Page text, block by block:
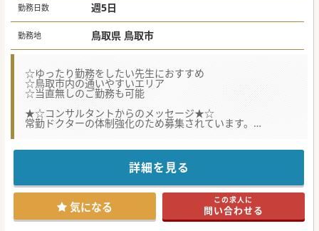
勤務日数 週5日
勤務地 鳥取県 鳥取市
☆ゆったり勤務をしたい先生におすすめ
☆鳥取市内の通いやすいエリア
☆当直無しのご勤務も可能
★☆コンサルタントからのメッセージ★☆
常勤ドクターの体制強化のため募集されています。
鳥取市内に複数の医療機関を運営されている法人で、経営も
お気軽にお問い合わせください♪
詳細を見る
気になる この求人に
問い合わせる